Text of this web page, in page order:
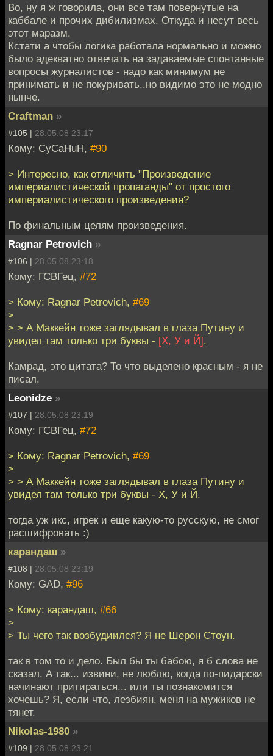
Во, ну я ж говорила, они все там повернутые на
каббале и прочих дибилизмах. Откуда и несут весь
этот маразм.
Кстати а чтобы логика работала нормально и можно
было адекватно отвечать на задаваемые спонтанные
вопросы журналистов - надо как минимум не
принимать и не покуривать..но видимо это не модно
нынче.
Craftman »
#105 | 28.05.08 23:17
Кому: CyCaHuH, #90
> Интересно, как отличить "Произведение
империалистической пропаганды" от простого
империалистического произведения?
По финальным целям произведения.
Ragnar Petrovich »
#106 | 28.05.08 23:18
Кому: ГСВГец, #72
> Кому: Ragnar Petrovich, #69
>
> > А Маккейн тоже заглядывал в глаза Путину и
увидел там только три буквы - [Х, У и Й].
Камрад, это цитата? То что выделено красным - я не
писал.
Leonidze »
#107 | 28.05.08 23:19
Кому: ГСВГец, #72
> Кому: Ragnar Petrovich, #69
>
> > А Маккейн тоже заглядывал в глаза Путину и
увидел там только три буквы - Х, У и Й.
тогда уж икс, игрек и еще какую-то русскую, не смог
расшифровать :)
карандаш »
#108 | 28.05.08 23:19
Кому: GAD, #96
> Кому: карандаш, #66
>
> Ты чего так возбудиился? Я не Шерон Стоун.
так в том то и дело. Был бы ты бабою, я б слова не
сказал. А так... извини, не люблю, когда по-пидарски
начинают притираться... или ты познакомится
хочешь? Я, если что, лезбиян, меня на мужиков не
тянет.
Nikolas-1980 »
#109 | 28.05.08 23:21